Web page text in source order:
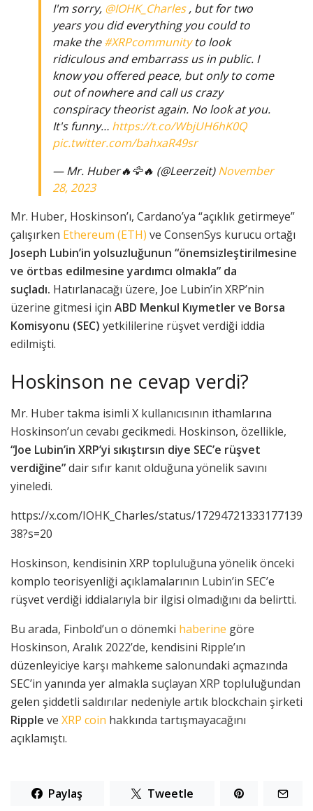
I'm sorry, @IOHK_Charles, but for two
years you did everything you could to
make the#XRPcommunityto look
ridiculous and embarrass us in public. I
know you offered peace, but only to come
out of nowhere and call us crazy
conspiracy theorist again. No look at you.
It's funny… https://t.co/WbjUH6hK0Q
pic.twitter.com/bahxaR49sr
— Mr. Huber🔥🦅🔥 (@Leerzeit)November
28, 2023
Mr. Huber, Hoskinson’ı, Cardano’ya “açıklık getirmeye”
çalışırken Ethereum (ETH) ve ConsenSys kurucu ortağı
Joseph Lubin’in yolsuzluğunun “önemsizleştirilmesine
ve örtbas edilmesine yardımcı olmakla” da
suçladı. Hatırlanacağı üzere, Joe Lubin’in XRP’nin
üzerine gitmesi için ABD Menkul Kıymetler ve Borsa
Komisyonu (SEC) yetkililerine rüşvet verdiği iddia
edilmişti.
Hoskinson ne cevap verdi?
Mr. Huber takma isimli X kullanıcısının ithamlarına
Hoskinson’un cevabı gecikmedi. Hoskinson, özellikle,
“Joe Lubin’in XRP’yi sıkıştırsın diye SEC’e rüşvet
verdiğine”dair sıfır kanıt olduğuna yönelik savını
yineledi.
https://x.com/IOHK_Charles/status/17294721333177139
38?s=20
Hoskinson, kendisinin XRP topluluğuna yönelik önceki
komplo teorisyenliği açıklamalarının Lubin’in SEC’e
rüşvet verdiği iddialarıyla bir ilgisi olmadığını da belirtti.
Bu arada, Finbold’un o dönemki haberine göre
Hoskinson, Aralık 2022’de, kendisini Ripple’ın
düzenleyiciye karşı mahkeme salonundaki açmazında
SEC’in yanında yer almakla suçlayan XRP topluluğundan
gelen şiddetli saldırılar nedeniyle artık blockchain şirketi
Ripple ve XRP coin hakkında tartışmayacağını
açıklamıştı.
Paylaş Tweetle